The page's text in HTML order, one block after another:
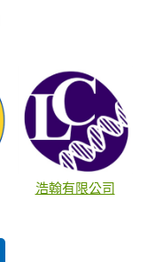
浩翰有限公司